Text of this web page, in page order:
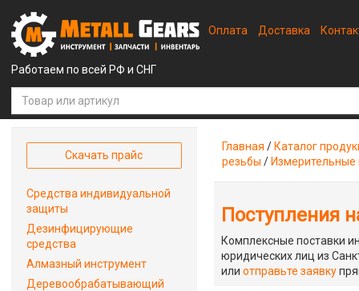
Работаем по всей РФ и СНГ
Оплата Доставка
Главная / Каталог
резьбы /
Поступления
Комплексные поставки
юридических лиц из
илиотправьте заявку
Скачать прайс
Средства индивидуальной
защиты
Дезинфицирующие
средства
Алмазный инструмент
Деревообрабатывающий